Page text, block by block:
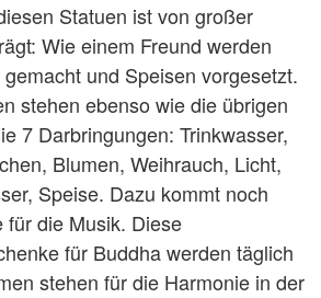
Statuen ist von großer
Wie einem Freund werden
und Speisen vorgesetzt.
stehen ebenso wie die übrigen
7 Darbringungen: Trinkwasser,
Blumen, Weihrauch, Licht,
Speise. Dazu kommt noch
für die Musik. Diese
für Buddha werden täglich
stehen für die Harmonie in der